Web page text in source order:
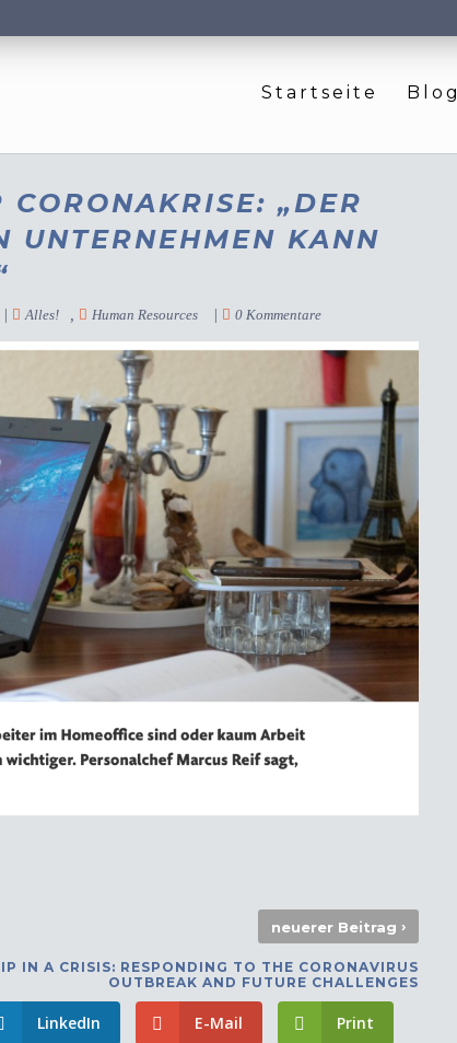
Startseite Blog
„DER
UNTERNEHMEN KANN
| Alles! Human Resources | 0 Kommentare
neuerer Beitrag ›
IN A CRISIS: RESPONDING TO THE CORONAVIRUS
OUTBREAK AND FUTURE CHALLENGES
LinkedIn E-Mail Print